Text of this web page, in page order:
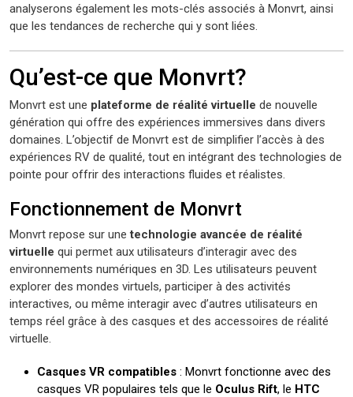
analyserons également les mots-clés associés à Monvrt, ainsi
que les tendances de recherche qui y sont liées.
Qu’est-ce que Monvrt?
Monvrt est une plateforme de réalité virtuelle de nouvelle
génération qui offre des expériences immersives dans divers
domaines. L’objectif de Monvrt est de simplifier l’accès à des
expériences RV de qualité, tout en intégrant des technologies de
pointe pour offrir des interactions fluides et réalistes.
Fonctionnement de Monvrt
Monvrt repose sur unetechnologie avancée de réalité
virtuelle qui permet aux utilisateurs d’interagir avec des
environnements numériques en 3D. Les utilisateurs peuvent
explorer des mondes virtuels, participer à des activités
interactives, ou même interagir avec d’autres utilisateurs en
temps réel grâce à des casques et des accessoires de réalité
virtuelle.
Casques VR compatibles : Monvrt fonctionne avec des
casques VR populaires tels que le Oculus Rift, le HTC